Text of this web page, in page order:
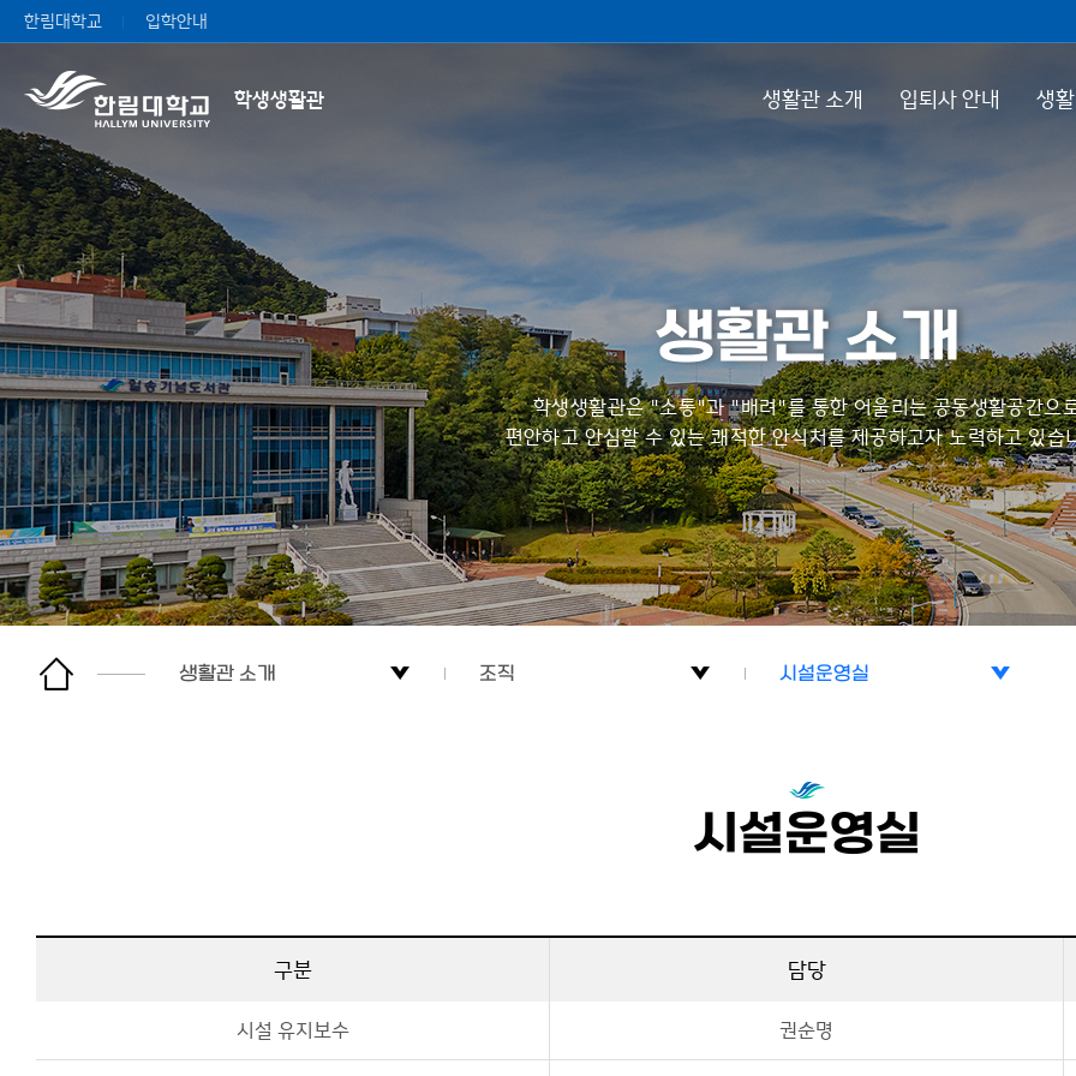
한림대학교 입학안내
학생생활관 생활관 소개 입퇴사 안내 생
생활관 소개
학생생활관은 "소통"과 "배려"를 통한 어울리는 공동생활공간으
편안하고 안심할 수 있는 쾌적한 안식처를 제공하고자 노력하고 있습
생활관 소개
건물 소개
사생위원회
조직
오시는 길
시설운영실
시설운영실
사감단
시설운영실
구분 담당
시설 유지보수 권순명